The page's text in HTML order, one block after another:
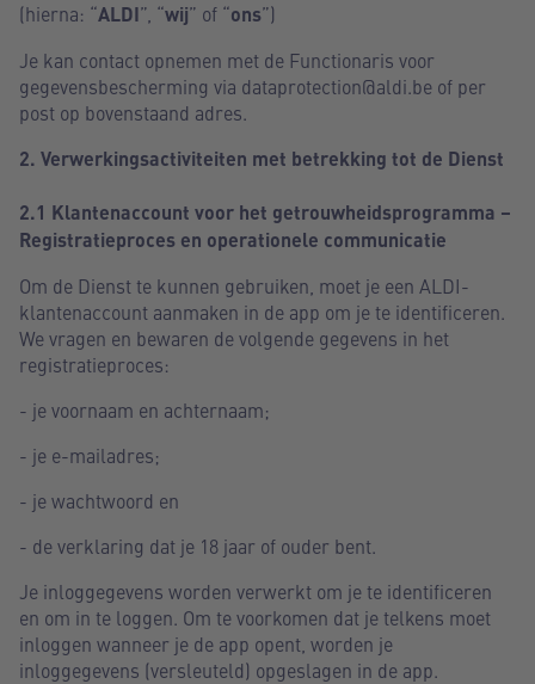
(hierna: “ALDI”, “wij” of “ons”)
Je kan contact opnemen met de Functionaris voor
gegevensbescherming via dataprotection@aldi.be of per
post op bovenstaand adres.
2. Verwerkingsactiviteiten met betrekking tot de Dienst
2.1 Klantenaccount voor het getrouwheidsprogramma –
Registratieproces en operationele communicatie
Om de Dienst te kunnen gebruiken, moet je een ALDI-
klantenaccount aanmaken in de app om je te identificeren.
We vragen en bewaren de volgende gegevens in het
registratieproces:
- je voornaam en achternaam;
- je e-mailadres;
- je wachtwoord en
- de verklaring dat je 18 jaar of ouder bent.
Je inloggegevens worden verwerkt om je te identificeren
en om in te loggen. Om te voorkomen dat je telkens moet
inloggen wanneer je de app opent, worden je
inloggegevens (versleuteld) opgeslagen in de app.